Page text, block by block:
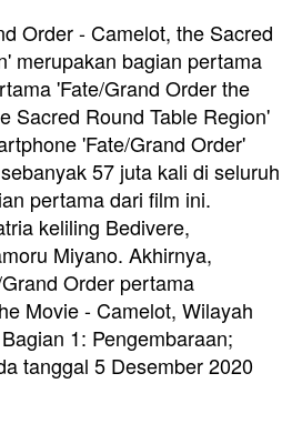
Order - Camelot, the Sacred
merupakan bagian pertama
'Fate/Grand Order the
Sacred Round Table Region'
'Fate/Grand Order'
57 juta kali di seluruh
pertama dari film ini.
keliling Bedivere,
Miyano. Akhirnya,
Order pertama
Movie - Camelot, Wilayah
1: Pengembaraan;
tanggal 5 Desember 2020